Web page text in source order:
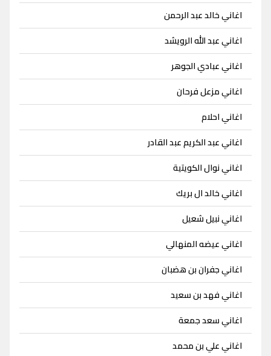
اغاني خالد عبد الرحمن
اغاني عبد الله الرويشد
اغاني عبادي الجوهر
اغاني مزعل فرحان
اغاني احلام
اغاني عبد الكريم عبد القادر
اغاني نوال الكويتية
اغاني خالد ال بريك
اغاني نبيل شعيل
اغاني عيضه المنهالي
اغاني جفران بن هضبان
اغاني فهد بن سعيد
اغاني سعد جمعة
اغاني علي بن محمد